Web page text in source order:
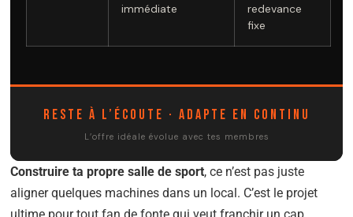
immédiate
redevance
fixe
Reste à l’écoute · Adapte en continu
L’offre idéale évolue avec tes membres
Construire ta propre salle de sport, ce n’est pas juste
aligner quelques machines dans un local. C’est le projet